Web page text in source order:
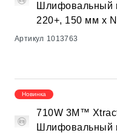
Шлифовальный
220+, 150 мм х
Артикул 1013763
Новинка
710W 3M™
Шлифовальный